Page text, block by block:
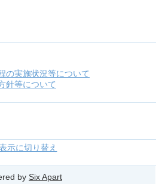
実施状況等について
針等について
示に切り替え
by Six Apart